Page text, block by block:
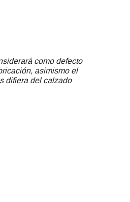
como defecto
asimismo el
difiera del calzado